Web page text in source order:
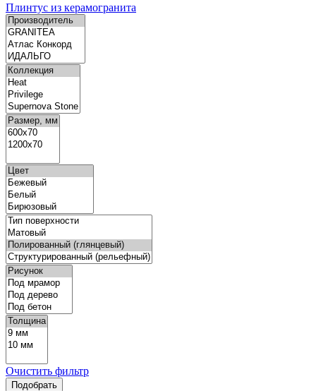
Плинтус из керамогранита
Очистить фильтр